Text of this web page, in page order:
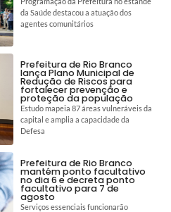
da Saúde destacou a atuação dos
agentes comunitários
Prefeitura de Rio Branco
lança Plano Municipal de
Redução de Riscos para
fortalecer prevenção e
proteção da população
Estudo mapeia 87 áreas vulneráveis da
capital e amplia a capacidade da
Defesa
Prefeitura de Rio Branco
mantém ponto facultativo
no dia 6 e decreta ponto
facultativo para 7 de
agosto
Serviços essenciais funcionarão